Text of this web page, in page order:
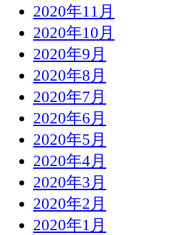
2020年11月
2020年10月
2020年9月
2020年8月
2020年7月
2020年6月
2020年5月
2020年4月
2020年3月
2020年2月
2020年1月